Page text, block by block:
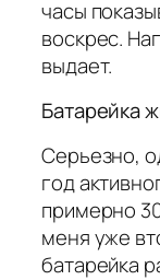
часы
воскрес.
выдает.
Батарейка
Серьезно,
год
примерно
меня уже
батарейка